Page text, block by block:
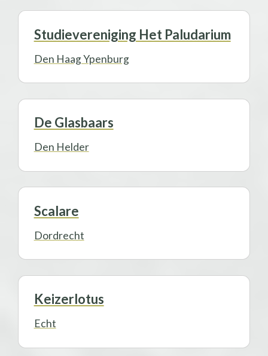
Studievereniging Het Paludarium
Den Haag Ypenburg
De Glasbaars
Den Helder
Scalare
Dordrecht
Keizerlotus
Echt